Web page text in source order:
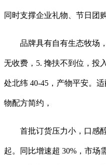
同时支撑企业礼物、节日团
品牌具有自有生态牧场，
无收费，5. 搀扶不到位，投
处北纬 40-45，产物平安。
物配方简约，
首批订货压力小，口感醇
起。同比增速超 30%，市场